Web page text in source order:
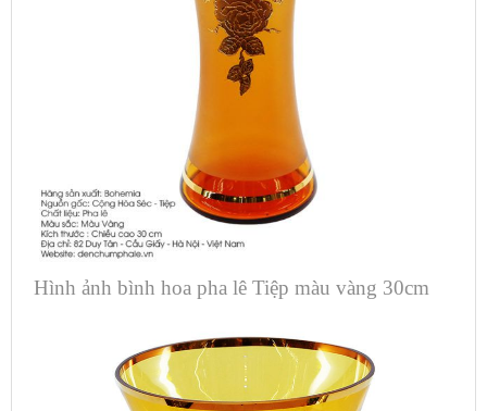
Hình ảnh bình hoa pha lê Tiệp màu vàng 30cm